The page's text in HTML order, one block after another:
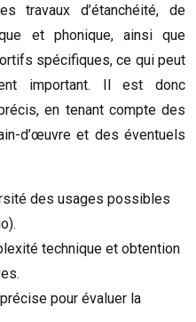
travaux d’étanchéité, de
et phonique, ainsi que
spécifiques, ce qui peut
important. Il est donc
en tenant compte des
d’œuvre et des éventuels
des usages possibles
technique et obtention
pour évaluer la